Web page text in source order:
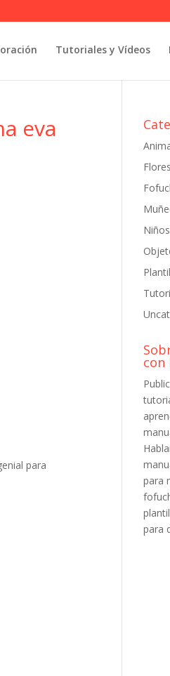
Tutoriales y Vídeos
eva
para
Flores
Niños
con
para
para